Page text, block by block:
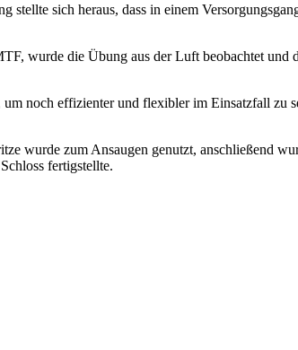
sich heraus, dass in einem
wurde die Übung aus der Luft beobachtet
noch effizienter und flexibler im Einsatzfall zu
wurde zum Ansaugen genutzt, anschließend
fertigstellte.